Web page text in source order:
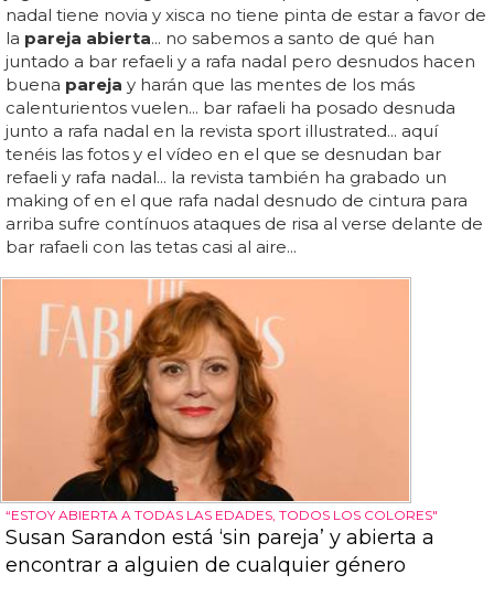
nadal tiene novia y xisca no tiene pinta de estar a favor de
la pareja abierta... no sabemos a santo de qué han
juntado a bar refaeli y a rafa nadal pero desnudos hacen
buena pareja y harán que las mentes de los más
calenturientos vuelen... bar rafaeli ha posado desnuda
junto a rafa nadal en la revista sport illustrated... aquí
tenéis las fotos y el vídeo en el que se desnudan bar
refaeli y rafa nadal... la revista también ha grabado un
making of en el que rafa nadal desnudo de cintura para
arriba sufre contínuos ataques de risa al verse delante de
bar rafaeli con las tetas casi al aire...
“ESTOY ABIERTA A TODAS LAS EDADES, TODOS LOS COLORES"
Susan Sarandon está ‘sin pareja’ y abierta a
encontrar a alguien de cualquier género